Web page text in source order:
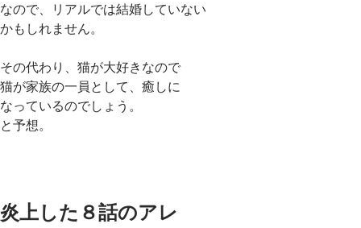
なので、リアルでは結婚していない
かもしれません。
その代わり、猫が大好きなので
猫が家族の一員として、癒しに
なっているのでしょう。
と予想。
炎上した８話のアレ